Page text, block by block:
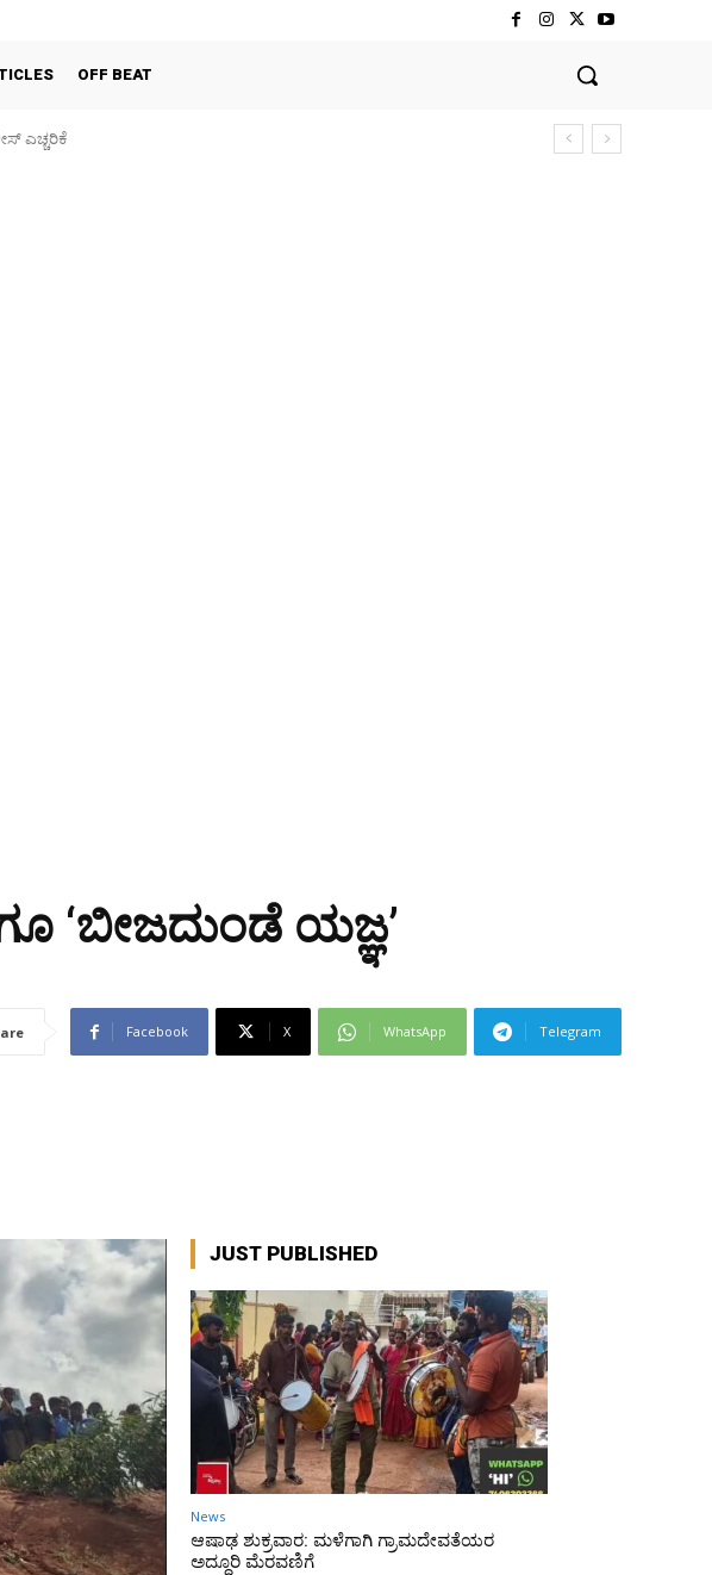
OFF BEAT
ಎಚ್ಚರಿಕೆ
‘ಬೀಜದುಂಡೆ ಯಜ್ಞ’
Facebook X WhatsApp Telegram
JUST PUBLISHED
News
ಆಷಾಢ ಶುಕ್ರವಾರ: ಮಳೆಗಾಗಿ ಗ್ರಾಮದೇವತೆಯರ
ಅದ್ದೂರಿ ಮೆರವಣಿಗೆ